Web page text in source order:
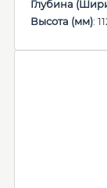
Глубина
Высота (мм):